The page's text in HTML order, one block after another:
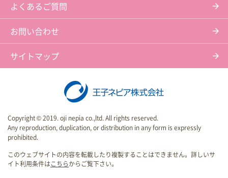
よくあるご質問
お問い合わせ
サイトマップ
Copyright © 2019. oji nepia co.,ltd. All rights reserved.
Any reproduction, duplication, or distribution in any form is expressly
prohibited.
このウェブサイトの内容を転載したり複製することはできません。詳しいサ
イト利用条件はこちらからご覧下さい。